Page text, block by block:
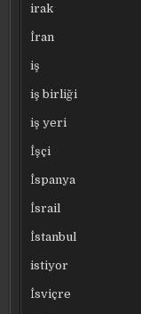
irak
İran
iş
iş birliği
iş yeri
İşçi
İspanya
İsrail
İstanbul
istiyor
İsviçre